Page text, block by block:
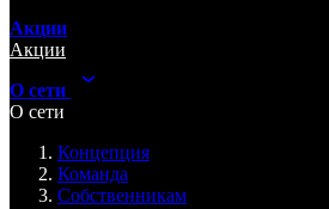
Акции
Акции
О сети
О сети
Концепция
Команда
Собственникам